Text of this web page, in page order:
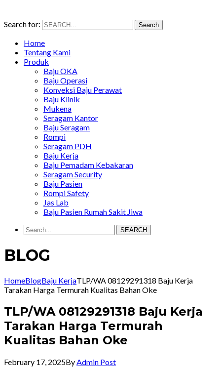
Search for: Search
Home
Tentang Kami
Produk
Baju OKA
Baju Operasi
Konveksi Baju Perawat
Baju Klinik
Mukena
Seragam Kantor
Baju Seragam
Rompi
Seragam PDH
Baju Kerja
Baju Pemadam Kebakaran
Seragam Security
Baju Pasien
Rompi Safety
Jas Lab
Baju Pasien Rumah Sakit Jiwa
SEARCH
BLOG
HomeBlogBaju KerjaTLP/WA 08129291318 Baju Kerja
Tarakan Harga Termurah Kualitas Bahan Oke
TLP/WA 08129291318 Baju Kerja
Tarakan Harga Termurah
Kualitas Bahan Oke
February 17, 2025By Admin Post